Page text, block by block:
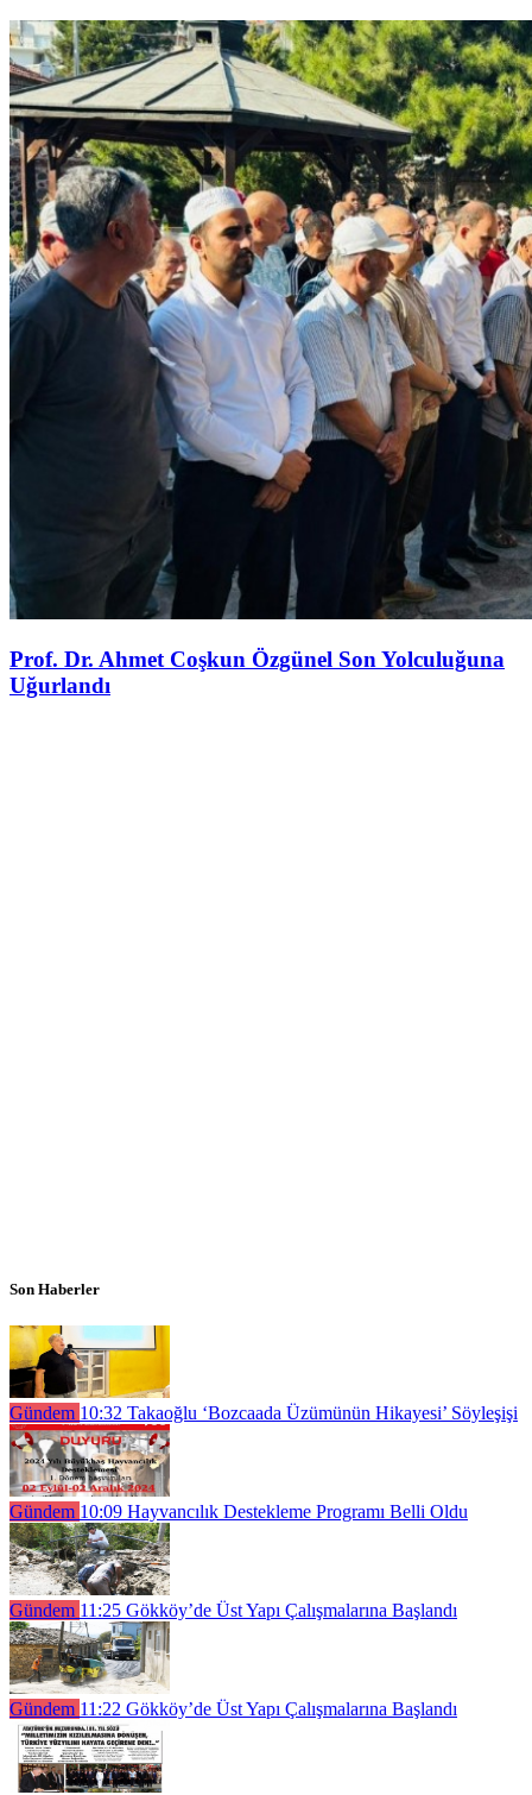
Prof. Dr. Ahmet Coşkun Özgünel Son Yolculuğuna
Uğurlandı
Son Haberler
Gündem 10:32 Takaoğlu ‘Bozcaada Üzümünün Hikayesi’ Söyleşişi
Gündem 10:09 Hayvancılık Destekleme Programı Belli Oldu
Gündem 11:25 Gökköy’de Üst Yapı Çalışmalarına Başlandı
Gündem 11:22 Gökköy’de Üst Yapı Çalışmalarına Başlandı